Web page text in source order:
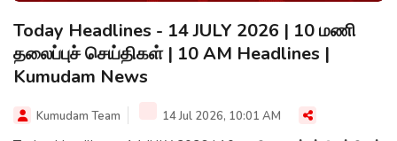
Today Headlines - 14 JULY 2026 | 10 மணி
தலைப்புச் செய்திகள் | 10 AM Headlines |
Kumudam News
Kumudam Team 14 Jul 2026, 10:01 AM